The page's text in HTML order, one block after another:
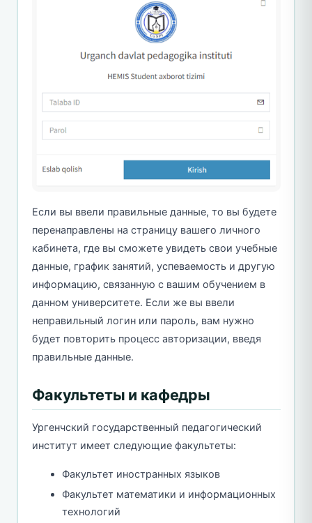
Если вы ввели правильные данные, то вы будете
перенаправлены на страницу вашего личного
кабинета, где вы сможете увидеть свои учебные
данные, график занятий, успеваемость и другую
информацию, связанную с вашим обучением в
данном университете. Если же вы ввели
неправильный логин или пароль, вам нужно
будет повторить процесс авторизации, введя
правильные данные.
Факультеты и кафедры
Ургенчский государственный педагогический
институт имеет следующие факультеты:
Факультет иностранных языков
Факультет математики и информационных
технологий